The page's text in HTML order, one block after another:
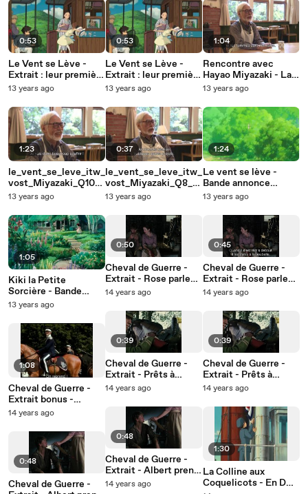
0:53
Le Vent se Lève -
Extrait : leur première
rencontre - VOST
13 years ago
1:23
le_vent_se_leve_itw_
vost_Miyazaki_Q10_h
264_1080p_25_web_1
13 years ago
1:05
Kiki la Petite
Sorcière - Bande
Annonce Blu-ray /
13 years ago
1:08
Cheval de Guerre -
Extrait bonus -
Encourager la
14 years ago
0:48
Cheval de Guerre -
0:53
Le Vent se Lève -
Extrait : leur première
rencontre - VF
13 years ago
0:37
le_vent_se_leve_itw_
vost_Miyazaki_Q8_h
264_1080p_25_web_
13 years ago
0:50
Cheval de Guerre -
Extrait - Rose parle
du service militaire
14 years ago
0:39
Cheval de Guerre -
Extrait - Prêts à
charger VF
14 years ago
0:48
Cheval de Guerre -
Extrait - Albert prend
le fanion VOSTF
14 years ago
1:04
Rencontre avec
Hayao Miyazaki - La
naisssance du projet
lève"
13 years ago
1:24
Le vent se lève -
Bande annonce
officielle - VF
13 years ago
0:45
Cheval de Guerre -
Extrait - Rose parle
du service militaire
14 years ago
0:39
Cheval de Guerre -
Extrait - Prêts à
charger VOSTF
14 years ago
1:30
La Colline aux
Coquelicots - En DVD